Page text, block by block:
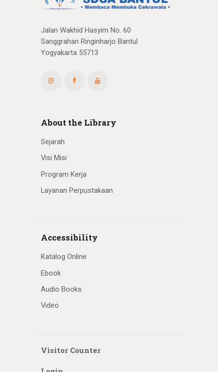
Jalan Wakhid Hasyim No. 60
Sanggrahan Ringinharjo Bantul
Yogyakarta 55713
About the Library
Sejarah
Visi Misi
Program Kerja
Layanan Perpustakaan
Accessibility
Katalog Online
Ebook
Audio Books
Video
Visitor Counter